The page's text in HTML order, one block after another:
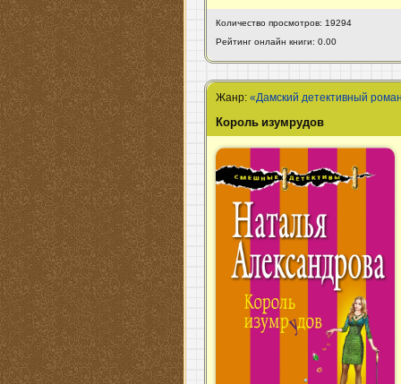
Количество просмотров: 19294
Рейтинг онлайн книги: 0.00
Жанр:«Дамский детективный
Король изумрудов